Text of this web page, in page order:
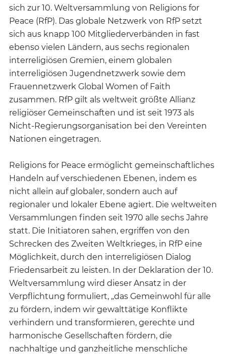
sich zur 10. Weltversammlung von Religions for
Peace (RfP). Das globale Netzwerk von RfP setzt
sich aus knapp 100 Mitgliederverbänden in fast
ebenso vielen Ländern, aus sechs regionalen
interreligiösen Gremien, einem globalen
interreligiösen Jugendnetzwerk sowie dem
Frauennetzwerk Global Women of Faith
zusammen. RfP gilt als weltweit größte Allianz
religiöser Gemeinschaften und ist seit 1973 als
Nicht-Regierungsorganisation bei den Vereinten
Nationen eingetragen.
Religions for Peace ermöglicht gemeinschaftliches
Handeln auf verschiedenen Ebenen, indem es
nicht allein auf globaler, sondern auch auf
regionaler und lokaler Ebene agiert. Die weltweiten
Versammlungen finden seit 1970 alle sechs Jahre
statt. Die Initiatoren sahen, ergriffen von den
Schrecken des Zweiten Weltkrieges, in RfP eine
Möglichkeit, durch den interreligiösen Dialog
Friedensarbeit zu leisten. In der Deklaration der 10.
Weltversammlung wird dieser Ansatz in der
Verpflichtung formuliert, „das Gemeinwohl für alle
zu fördern, indem wir gewalttätige Konflikte
verhindern und transformieren, gerechte und
harmonische Gesellschaften fördern, die
nachhaltige und ganzheitliche menschliche